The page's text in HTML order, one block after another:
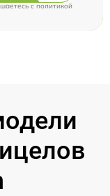
cполитикой